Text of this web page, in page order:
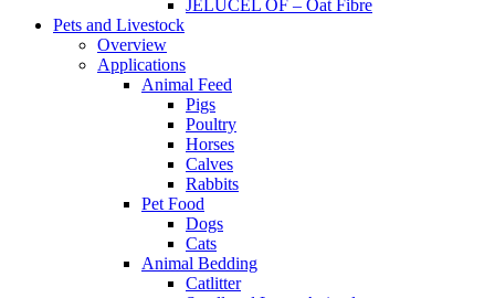
JELUCEL OF – Oat Fibre
Pets and Livestock
Overview
Applications
Animal Feed
Pigs
Poultry
Horses
Calves
Rabbits
Pet Food
Dogs
Cats
Animal Bedding
Catlitter